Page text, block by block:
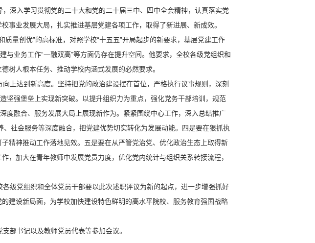
深入学习贯彻党的二十大和党的二十届三中、四中全会精神，认真落实党
事业发展大局，扎实推进基层党建各项工作，取得了新进展、新成效。
量创优”的高标准，对照学校“十五五”开局起步的新要求，基层党建工作
业务工作“一融双高”等方面仍存在提升空间。他要求，全校各级党组织和
树人根本任务、推动学校内涵式发展的必然要求。
上达到新高度。坚持把党的政治建设摆在首位，严格执行议事规则，深刻
坚强堡垒上实现新突破。以提升组织力为重点，强化党务干部培训，规范
度融合、服务发展大局上展现新作为。紧紧围绕中心工作，深入总结推广
社会服务等深度融合，把党建优势切实转化为发展动能。四是要在狠抓执
精神推动工作落地见效。五是要在从严管党治党、优化政治生态上取得新
，加大在青年教师中发展党员力度，优化党内统计与组织关系转接流程，
级党组织和全体党员干部要以此次述职评议为新的起点，进一步增强抓好
建设新局面，为学校加快建设特色鲜明的高水平院校、服务教育强国战略
部书记以及教师党员代表等参加会议。